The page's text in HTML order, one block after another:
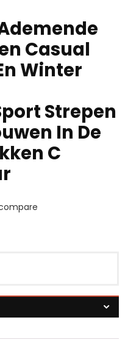
Casual
Winter
Strepen
In De
C